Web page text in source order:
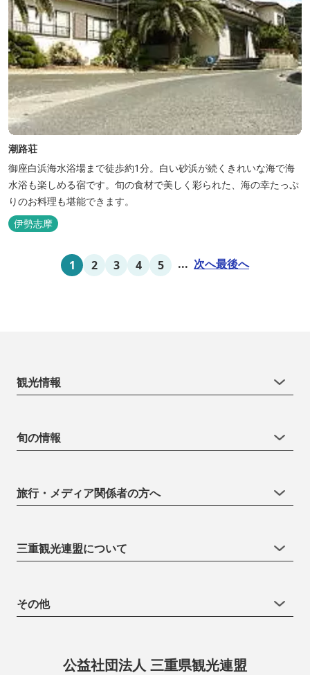
潮路荘
御座白浜海水浴場まで徒歩約1分。白い砂浜が続くきれいな海で海
水浴も楽しめる宿です。旬の食材で美しく彩られた、海の幸たっぷ
りのお料理も堪能できます。
伊勢志摩
1 2 3 4 5 ... 次へ最後へ
観光情報
旬の情報
旅行・メディア関係者の方へ
三重観光連盟について
その他
公益社団法人 三重県観光連盟